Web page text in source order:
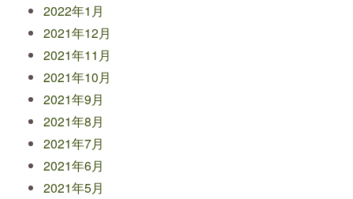
2022年1月
2021年12月
2021年11月
2021年10月
2021年9月
2021年8月
2021年7月
2021年6月
2021年5月